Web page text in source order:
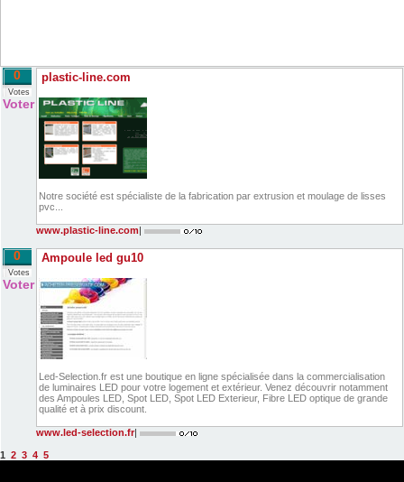
0
Votes
Voter
plastic-line.com
Notre société est spécialiste de la fabrication par extrusion et moulage de lisses
pvc...
www.plastic-line.com|
0
Votes
Voter
Ampoule led gu10
Led-Selection.fr est une boutique en ligne spécialisée dans la commercialisation
de luminaires LED pour votre logement et extérieur. Venez découvrir notamment
des Ampoules LED, Spot LED, Spot LED Exterieur, Fibre LED optique de grande
qualité et à prix discount.
www.led-selection.fr|
1 2 3 4 5